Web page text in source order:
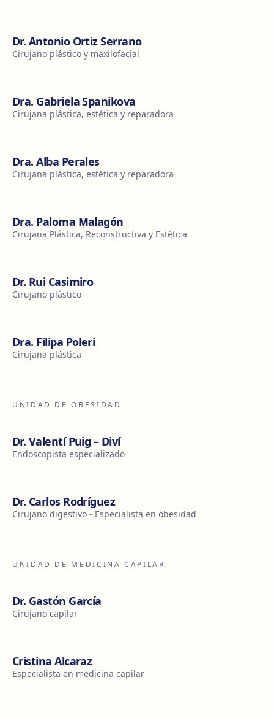
Dr. Antonio Ortiz Serrano
Cirujano plástico y maxilofacial
Dra. Gabriela Spanikova
Cirujana plástica, estética y reparadora
Dra. Alba Perales
Cirujana plástica, estética y reparadora
Dra. Paloma Malagón
Cirujana Plástica, Reconstructiva y Estética
Dr. Rui Casimiro
Cirujano plástico
Dra. Filipa Poleri
Cirujana plástica
UNIDAD DE OBESIDAD
Dr. Valentí Puig – Diví
Endoscopista especializado
Dr. Carlos Rodríguez
Cirujano digestivo - Especialista en obesidad
UNIDAD DE MEDICINA CAPILAR
Dr. Gastón García
Cirujano capilar
Cristina Alcaraz
Especialista en medicina capilar